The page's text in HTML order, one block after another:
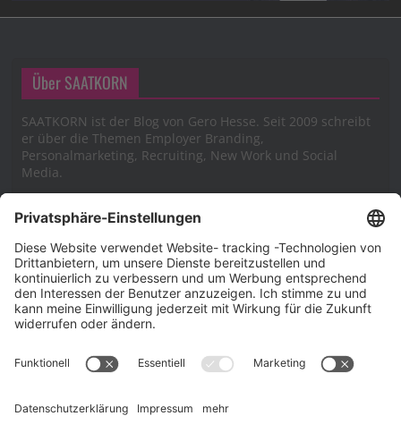
Über SAATKORN
SAATKORN ist der Blog von Gero Hesse. Seit 2009 schreibt
er über die Themen Employer Branding,
Personalmarketing, Recruiting, New Work und Social
Media.
Impressum
Impressum
Cookie-Richtlinie (EU)